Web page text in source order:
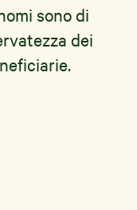
sono di
dei